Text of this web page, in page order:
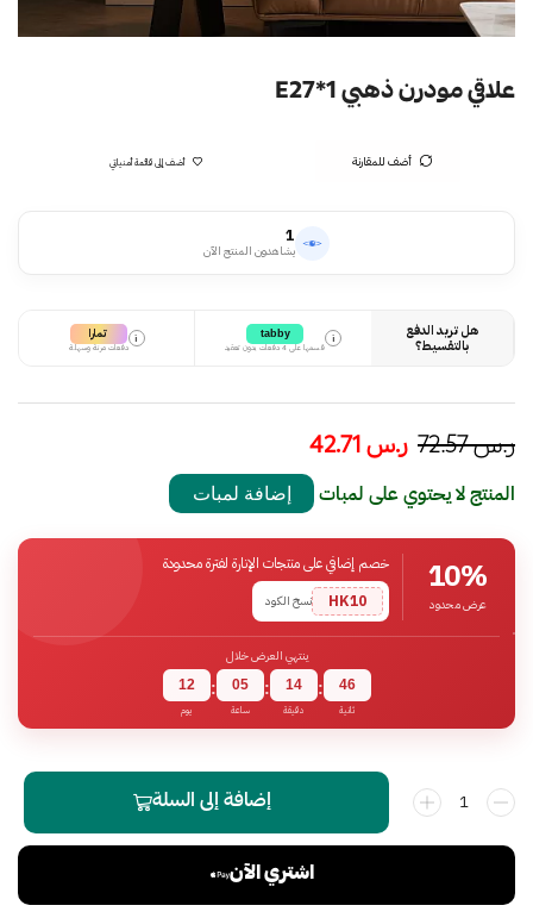
علاقي مودرن ذهبي E27*1
أضف للمقارنة أضف إلى قائمة أمنياتي
1
يشاهدون المنتج الآن
هل تريد الدفع
بالتقسيط؟
i
tabby
قسمها على 4 دفعات بدون تعقيد
i تمارا
دفعات مرنة وسهلة
ر.س72.57 ر.س
المنتج لا يحتوي على لمبات إضافة لمبات
10%
عرض محدود
خصم إضافي على منتجات الإنارة لفترة محدودة
HK10
نسخ الكود
ينتهي العرض خلال
12
يوم
: 05
ساعة
: 14
دقيقة
: 45
ثانية
إضافة إلى السلة
اشتري الآن